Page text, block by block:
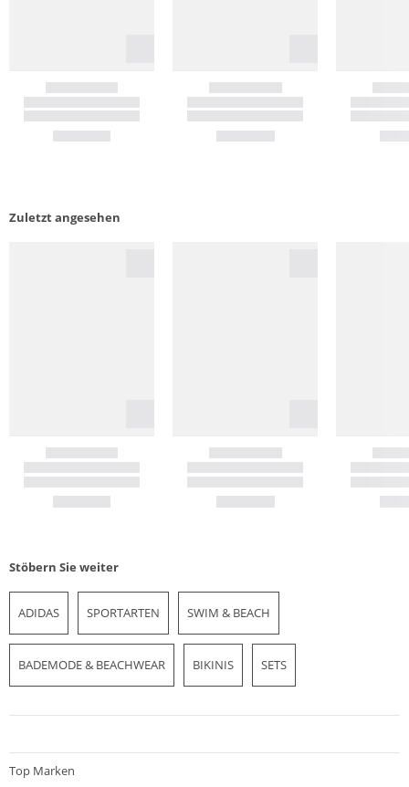
Zuletzt angesehen
Stöbern Sie weiter
ADIDAS SPORTARTEN SWIM & BEACH
BADEMODE & BEACHWEAR BIKINIS SETS
Top Marken